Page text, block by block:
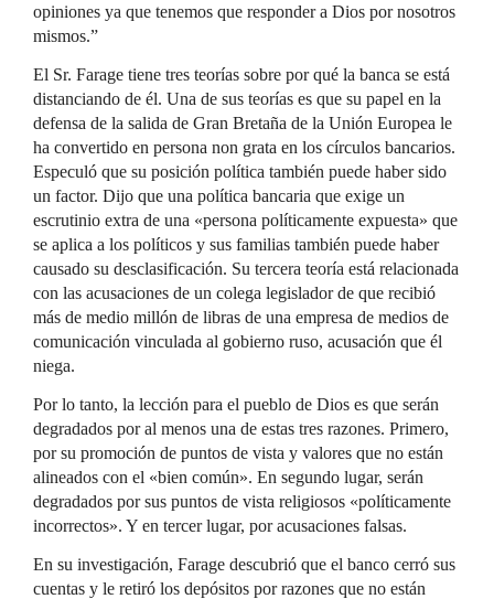
opiniones ya que tenemos que responder a Dios por nosotros
mismos.”
El Sr. Farage tiene tres teorías sobre por qué la banca se está
distanciando de él. Una de sus teorías es que su papel en la
defensa de la salida de Gran Bretaña de la Unión Europea le
ha convertido en persona non grata en los círculos bancarios.
Especuló que su posición política también puede haber sido
un factor. Dijo que una política bancaria que exige un
escrutinio extra de una «persona políticamente expuesta» que
se aplica a los políticos y sus familias también puede haber
causado su desclasificación. Su tercera teoría está relacionada
con las acusaciones de un colega legislador de que recibió
más de medio millón de libras de una empresa de medios de
comunicación vinculada al gobierno ruso, acusación que él
niega.
Por lo tanto, la lección para el pueblo de Dios es que serán
degradados por al menos una de estas tres razones. Primero,
por su promoción de puntos de vista y valores que no están
alineados con el «bien común». En segundo lugar, serán
degradados por sus puntos de vista religiosos «políticamente
incorrectos». Y en tercer lugar, por acusaciones falsas.
En su investigación, Farage descubrió que el banco cerró sus
cuentas y le retiró los depósitos por razones que no están